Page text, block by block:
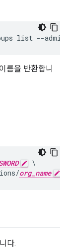
list --
름을 반환합니
\
org_name
다.